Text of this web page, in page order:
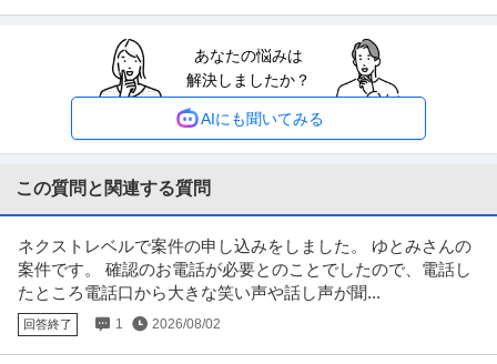
「医療ソーシャルワーカー」社会福祉士／日勤のみ／正社員／賞
雇用保険完備
月給27.5万円〜40.5万円
【施設形態】 療養型 …続きを見る
医師 ／ 「動物病院」梅島動物病院 勤務獣医師
アニコム先進医療研究所株式会社
新着 年間休日100日以上 教育充実 週休3日制
【職種】医療・看護・薬剤＞医師 【業種】サービス＞その他 ※会員属性など
あなたの悩みは
解決しましたか？
AIにも聞いてみる
この質問と関連する質問
ネクストレベルで案件の申し込みをしました。 ゆとみさんの
案件です。 確認のお電話が必要とのことでしたので、電話し
たところ電話口から大きな笑い声や話し声が聞...
回答終了 1 2026/08/02